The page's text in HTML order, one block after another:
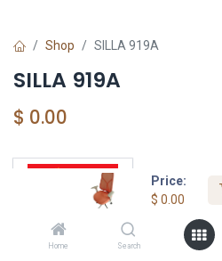
Price:
$ 0.00
Home Search
Shop SILLA 919A
SILLA 919A
$ 0.00
FÁBRICA